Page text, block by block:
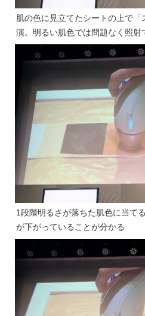
肌の色に見立てたシートの上で
演。明るい肌色では問題なく照射
1段階明るさが落ちた肌色に当て
が下がっていることが分かる